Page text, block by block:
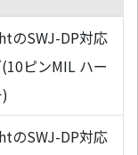
のSWJ-DP対応
ピンMIL ハー
のSWJ-DP対応